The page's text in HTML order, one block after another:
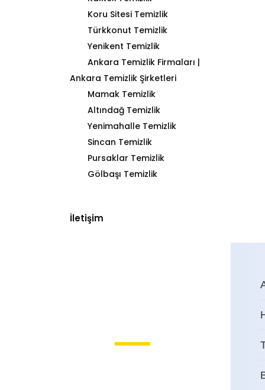
Koru Sitesi Temizlik
Türkkonut Temizlik
Yenikent Temizlik
Ankara Temizlik Firmaları |
Ankara Temizlik Şirketleri
Mamak Temizlik
Altındağ Temizlik
Yenimahalle Temizlik
Sincan Temizlik
Pursaklar Temizlik
Gölbaşı Temizlik
İletişim